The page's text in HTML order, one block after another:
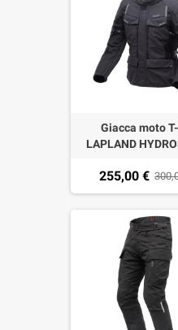
Giacca moto
LAPLAND
255,00 €